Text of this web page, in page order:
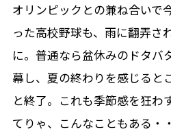
オリンピックとの兼ね合いで
った高校野球も、雨に翻弄さ
に。普通なら盆休みのドタバ
幕し、夏の終わりを感じると
と終了。これも季節感を狂わ
てりゃ、こんなこともある・